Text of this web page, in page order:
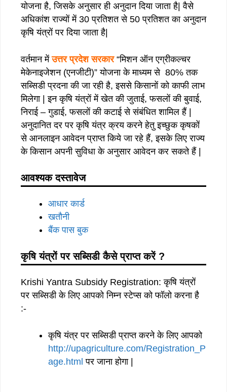
योजना है, जिसके अनुसार ही अनुदान दिया जाता है| वैसे
अधिकांश राज्यों में 30 प्रतिशत से 50 प्रतिशत का अनुदान
कृषि यंत्रों पर दिया जाता है|
वर्तमान मेंउत्तर प्रदेश सरकार“मिशन ऑन एग्रीकल्चर
मेकेनाइजेशन (एनजीटी)” योजना के माध्यम से 80% तक
सब्सिडी प्रदना की जा रही है, इससे किसानों को काफी लाभ
मिलेगा | इन कृषि यंत्रों में खेत की जुताई, फसलों की बुवाई,
निराई – गुडाई, फसलों की कटाई से संबंधित शामिल हैं |
अनुदानित दर पर कृषि यंत्र क्रय करने हेतु इच्छुक कृषकों
से आनलाइन आवेदन प्राप्त किये जा रहे हैं, इसके लिए राज्य
के किसान अपनी सुविधा के अनुसार आवेदन कर सकते हैं |
आवश्यक दस्तावेज
आधार कार्ड
खतौनी
बैंक पास बुक
कृषि यंत्रों पर सब्सिडी कैसे प्राप्त करें ?
Krishi Yantra Subsidy Registration: कृषि यंत्रों
पर सब्सिडी के लिए आपको निम्न स्टेप्स को फॉलो करना है
:-
कृषि यंत्र पर सब्सिडी प्राप्त करने के लिए आपको
http://upagriculture.com/Registration_P
age.html पर जाना होगा |